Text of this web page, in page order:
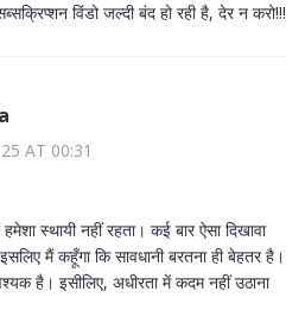
विंडो जल्दी बंद हो रही है, देर न करो!!!
AT 00:31
स्थायी नहीं रहता। कई बार ऐसा दिखावा
मैं कहूँगा कि सावधानी बरतना ही बेहतर है।
है। इसीलिए, अधीरता में कदम नहीं उठाना